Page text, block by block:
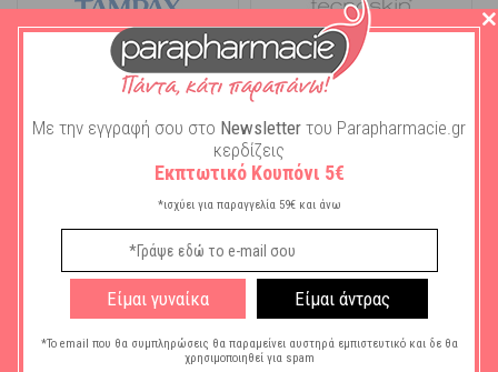
ΒΟΉΘΕΙΑ
ΠΛΗΡΟΦΟΡΊΕΣ
Ο ΛΟΓΑΡΙΑΣΜΌΣ ΜΟΥ
Με την εγγραφή σου στο Newsletter του Parapharmacie.gr
κερδίζεις
Εκπτωτικό Κουπόνι 5€
*ισχύει για παραγγελία 59€ και άνω
Είμαι γυναίκα Είμαι άντρας
*Το email που θα συμπληρώσεις θα παραμείνει αυστηρά εμπιστευτικό και δε θα
χρησιμοποιηθεί για spam